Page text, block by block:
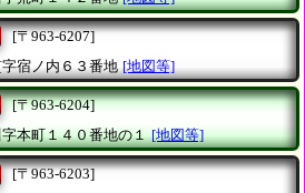
[〒963-6207]
宿ノ内６３番地 [地図等]
[〒963-6204]
本町１４０番地の１ [地図等]
[〒963-6203]